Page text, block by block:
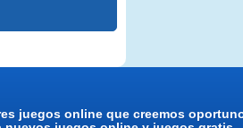
juegos online que creemos